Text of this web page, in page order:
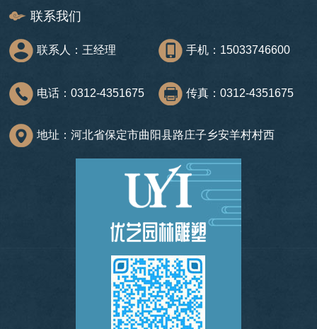
联系我们
联系人：王经理 手机：15033746600
电话：0312-4351675 传真：0312-4351675
地址：河北省保定市曲阳县路庄子乡安羊村村西